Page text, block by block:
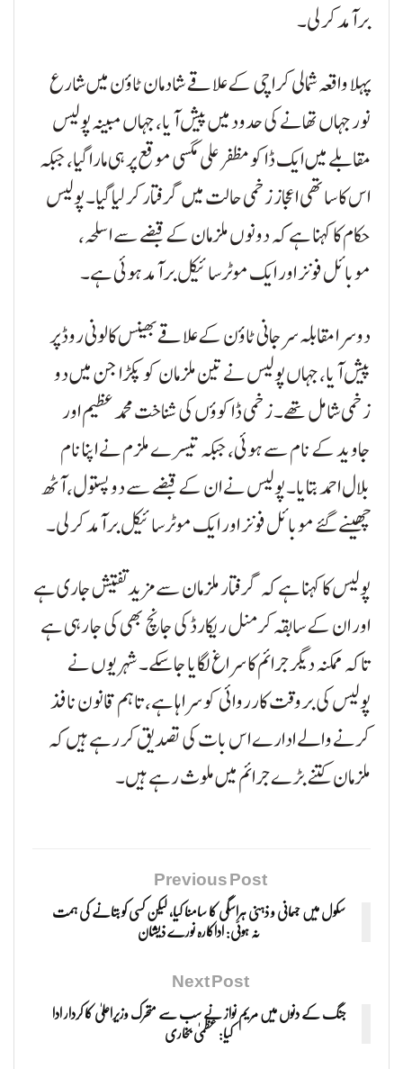
برآمد کر لی۔
پہلا واقعہ شمالی کراچی کے علاقے شادمان ٹاؤن میں شارع
نور جہاں تھانے کی حدود میں پیش آیا، جہاں مبینہ پولیس
مقابلے میں ایک ڈاکو مظفر علی مگسی موقع پر ہی مارا گیا، جبکہ
اس کا ساتھی اعجاز زخمی حالت میں گرفتار کر لیا گیا۔ پولیس
حکام کا کہنا ہے کہ دونوں ملزمان کے قبضے سے اسلحہ،
موبائل فونز اور ایک موٹرسائیکل برآمد ہوئی ہے۔
دوسرا مقابلہ سرجانی ٹاؤن کے علاقے بھینس کالونی روڈ پر
پیش آیا، جہاں پولیس نے تین ملزمان کو پکڑا جن میں دو
زخمی شامل تھے۔ زخمی ڈاکوؤں کی شناخت محمد عظیم اور
جاوید کے نام سے ہوئی، جبکہ تیسرے ملزم نے اپنا نام
بلال احمد بتایا۔ پولیس نے ان کے قبضے سے دو پستول، آٹھ
چھینے گئے موبائل فونز اور ایک موٹرسائیکل برآمد کر لی۔
پولیس کا کہنا ہے کہ گرفتار ملزمان سے مزید تفتیش جاری ہے
اور ان کے سابقہ کرمنل ریکارڈ کی جانچ بھی کی جا رہی ہے
تاکہ ممکنہ دیگر جرائم کا سراغ لگایا جا سکے۔ شہریوں نے
پولیس کی بروقت کارروائی کو سراہا ہے، تاہم قانون نافذ
کرنے والے ادارے اس بات کی تصدیق کر رہے ہیں کہ
ملزمان کتنے بڑے جرائم میں ملوث رہے ہیں۔
Previous Post
سکول میں جسمانی و ذہنی ہراسگی کا سامنا کیا، لیکن کسی کو بتانے کی ہمت
نہ ہوئی: اداکارہ نورے ذیشان
Next Post
جنگ کے دنوں میں مریم نواز نے سب سے متحرک وزیراعلیٰ کا کردار ادا
کیا: عظمیٰ بخاری